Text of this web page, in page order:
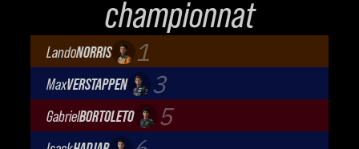
championnat
LandoNORRIS 1
McLaren Mastercard F1 Team
MaxVERSTAPPEN 3
Oracle Red Bull Racing
GabrielBORTOLETO 5
Audi Revolut F1 Team